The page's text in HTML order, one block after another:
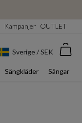
Kampanjer OUTLET
Sverige / SEK
Sängkläder Sängar